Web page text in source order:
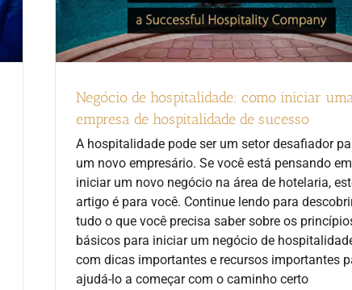
Negócio de hospitalidade: como iniciar
empresa de hospitalidade de sucesso
A hospitalidade pode ser um setor desafiador
um novo empresário. Se você está pensando em
iniciar um novo negócio na área de hotelaria,
artigo é para você. Continue lendo para
tudo o que você precisa saber sobre os
básicos para iniciar um negócio de
com dicas importantes e recursos importantes
ajudá-lo a começar com o caminho certo